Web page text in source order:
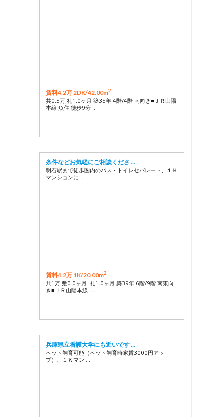
賃料4.2万 2DK/42.00m2
共0.5万 礼1.0ヶ月 築35年 4階/4階 南向き■ＪＲ山陽
本線 魚住 徒歩9分 …
条件などお気軽にご相談くださ …
明石駅まで徒歩圏内のバス・トイレセパレート、１Ｋ
マンションに …
賃料4.2万 1K/20.00m2
共1万 敷0.0ヶ月 礼1.0ヶ月 築39年 6階/9階 南東向
き■ＪＲ山陽本線 …
兵庫県立看護大学にも近いです …
ペット飼育可能（ペット飼育時家賃3000円アッ
プ）、１Ｋマン …